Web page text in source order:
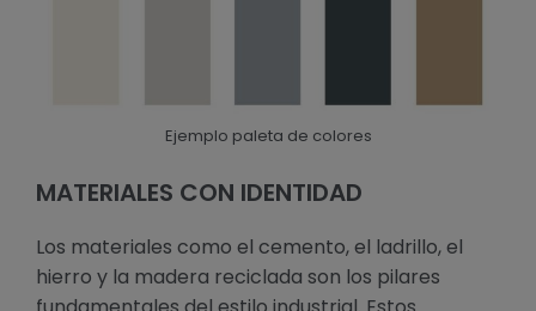
Ejemplo paleta de colores
MATERIALES CON IDENTIDAD
Los materiales como el cemento, el ladrillo, el
hierro y la madera reciclada son los pilares